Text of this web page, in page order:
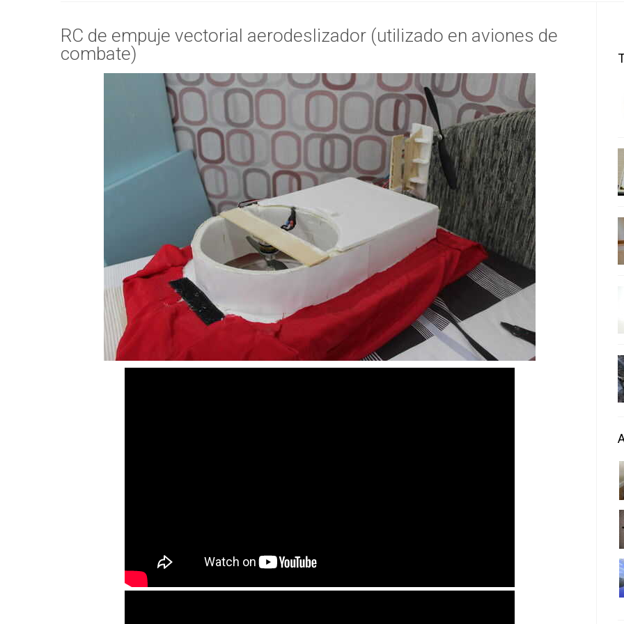
RC de empuje vectorial aerodeslizador (utilizado en aviones de
combate)